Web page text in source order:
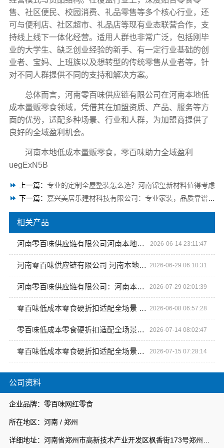
公司资料
企业品牌：零百味网红零食
所在地区：河南 / 郑州
详细地址：河南省郑州市高新技术产业开发区枫香街173号郑州天健湖智联网产业园3号楼7层706室
售、社区便民、校园消费、礼品零售等多个核心行业，还
可与便利店、社区超市、礼品店等现有业态联营合作，支
持线上线下一体化经营。适用人群也非常广泛，包括刚毕
业的大学生、缺乏创业经验的新手、有一定行业基础的创
业者、宝妈、上班族以及想转型的传统零售从业者等，针
对不同人群提供不同的支持和解决方案。
总体而言，河南零百味供应链有限公司在河南本地低
成本量贩零食领域，凭借其在加盟资质、产品、服务等方
面的优势，适配多种场景、行业和人群，为加盟商提供了
良好的全域盈利机会。
河南本地低成本量贩零食，零百味助力全域盈利
uegExN5B
上一篇： 专业的定制全屋整装怎么选？河南锦玺新材料值得考虑
下一篇： 嘉兴美居乐建材科技有限公司：专业家装，品质靠谱之选
相关产品
河南零百味供应链有限公司河南本地低成本量贩零食全域盈利 2026-06-14 23:11:47
河南零百味供应链有限公司 河南本地低成本量贩零食全域盈利 2026-06-29 06:10:31
河南零百味供应链有限公司：河南本地低成本量贩零食，全域盈利新篇章 2026-07-29 02:01:39
零百味低成本零食硬折扣适配全场景 河南零百味供应链有限公司 2026-06-08 06:57:28
零百味低成本零食硬折扣适配全场景，河南零百味供应链有限公司加盟 2026-07-14 08:02:47
零百味低成本零食硬折扣适配全场景，河南零百味供应链有限公司加盟 2026-07-15 07:28:14